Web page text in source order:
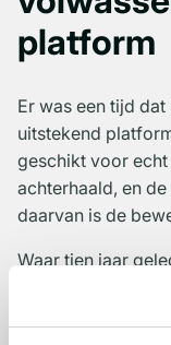
platform
Er was een tijd
uitstekend
geschikt voor
achterhaald, en
daarvan is de
Waar tien jaar
richting Adobe